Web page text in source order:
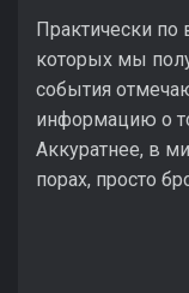
Практически
которых мы
события
информацию о
Аккуратнее, в
порах, просто